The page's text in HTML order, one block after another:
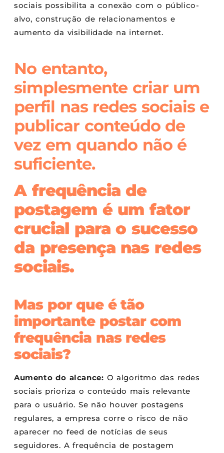
sociais possibilita a conexão com o público-
alvo, construção de relacionamentos e
aumento da visibilidade na internet.
No entanto,
simplesmente criar um
perfil nas redes sociais e
publicar conteúdo de
vez em quando não é
suficiente.
A frequência de
postagem é um fator
crucial para o sucesso
da presença nas redes
sociais.
Mas por que é tão
importante postar com
frequência nas redes
sociais?
Aumento do alcance: O algoritmo das redes
sociais prioriza o conteúdo mais relevante
para o usuário. Se não houver postagens
regulares, a empresa corre o risco de não
aparecer no feed de notícias de seus
seguidores. A frequência de postagem